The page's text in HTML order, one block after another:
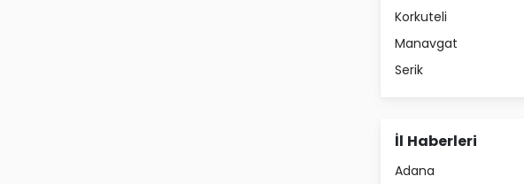
Korkuteli
Manavgat
Serik
İl Haberleri
Adana